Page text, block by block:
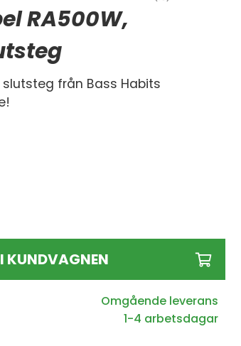
RA500W,
från Bass Habits
KUNDVAGNEN
1-4 arbetsdagar